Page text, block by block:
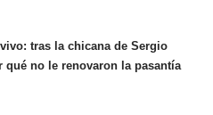
tras la chicana de Sergio
qué no le renovaron la pasantía